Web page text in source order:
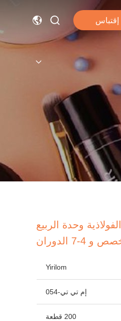
إقتباس
الفولاذية وحدة الربيع
الدوران
Yirilom
إم تي تي-054
200 قطعة